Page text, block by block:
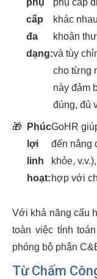
phụ
cấp
đa
dạng:
phụ cấp
khác
khoản
và tùy
cho từng
này đảm
đúng, đủ
🎁
Phúc
lợi
linh
hoạt:
GoHR
đến nâng
khỏe,
hợp với
Với khả năng cấu
toàn việc tính
phóng bộ phận
Từ Chấm